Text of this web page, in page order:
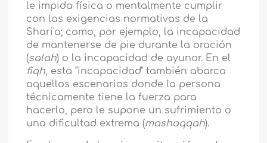
le impida física o mentalmente cumplir
con las exigencias normativas de la
Shari'a; como, por ejemplo, la incapacidad
de mantenerse de pie durante la oración
(salah) o la incapacidad de ayunar. En el
fiqh, esta "incapacidad" también abarca
aquellos escenarios donde la persona
técnicamente tiene la fuerza para
hacerlo, pero le supone un sufrimiento o
una dificultad extrema (mashaqqah).